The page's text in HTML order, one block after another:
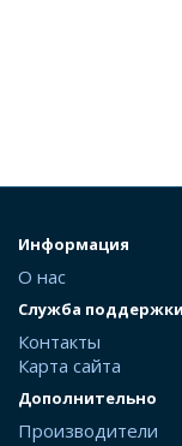
Информация
О нас
Служба поддержки
Контакты
Карта сайта
Дополнительно
Производители